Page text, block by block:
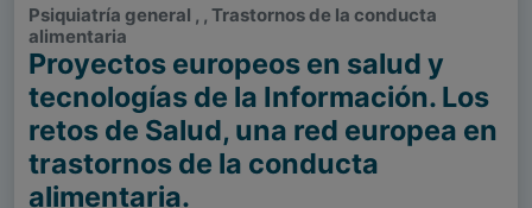
Psiquiatría general , , Trastornos de la conducta
alimentaria
Proyectos europeos en salud y
tecnologías de la Información. Los
retos de Salud, una red europea en
trastornos de la conducta
alimentaria.